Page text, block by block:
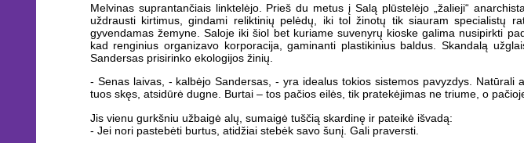
Melvinas suprantančiais linktelėjo. Prieš du metus į Salą plūstelėjo „žalieji“
uždrausti kirtimus, gindami reliktinių pelėdų, iki tol žinotų tik siauram specialistų
gyvendamas žemyne. Saloje iki šiol bet kuriame suvenyrų kioske galima nusipirkti
kad renginius organizavo korporacija, gaminanti plastikinius baldus. Skandalą
Sandersas prisirinko ekologijos žinių.
- Senas laivas, - kalbėjo Sandersas, - yra idealus tokios sistemos pavyzdys.
tuos skęs, atsidūrė dugne. Burtai – tos pačios eilės, tik pratekėjimas ne triume, o
Jis vienu gurkšniu užbaigė alų, sumaigė tuščią skardinę ir pateikė išvadą:
- Jei nori pastebėti burtus, atidžiai stebėk savo šunį. Gali praversti.